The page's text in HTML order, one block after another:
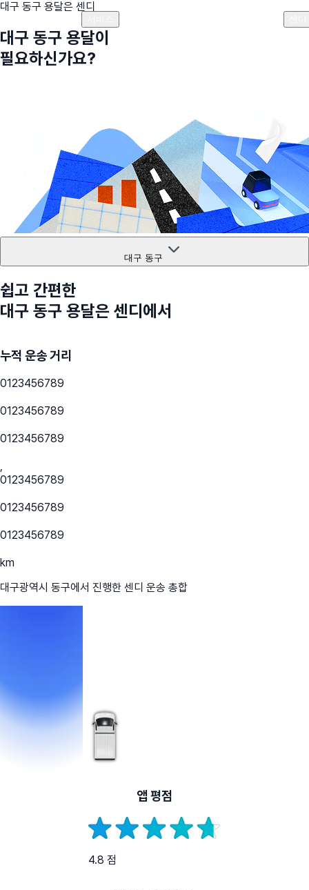
대구 동구 용달은 센디
대구 동구 용달이
필요하신가요?
대구 동구
쉽고 간편한
대구 동구 용달은 센디에서
누적 운송 거리
0123456789
0123456789
0123456789
,
0123456789
0123456789
0123456789
km
대구광역시 동구에서 진행한 센디 운송 총합
앱 평점
4.8 점